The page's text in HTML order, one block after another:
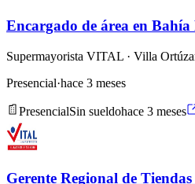
Encargado de área en Bahía
Supermayorista VITAL · Villa
Presencial·hace 3 meses
PresencialSin sueldohace 3 meses
Gerente Regional de Tiendas